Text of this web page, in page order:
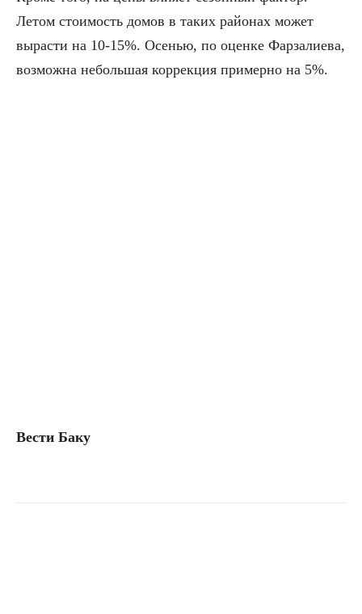
Летом стоимость домов в таких районах может
вырасти на 10-15%. Осенью, по оценке Фарзалиева,
возможна небольшая коррекция примерно на 5%.
Вести Баку